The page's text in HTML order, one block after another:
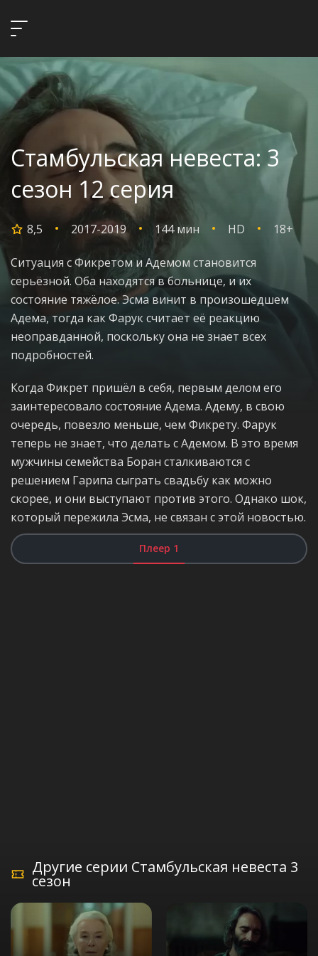
Стамбульская невеста: 3
сезон 12 серия
8,5 2017-2019 144 мин HD 18+
Ситуация с Фикретом и Адемом становится
серьёзной. Оба находятся в больнице, и их
состояние тяжёлое. Эсма винит в произошедшем
Адема, тогда как Фарук считает её реакцию
неоправданной, поскольку она не знает всех
подробностей.
Когда Фикрет пришёл в себя, первым делом его
заинтересовало состояние Адема. Адему, в свою
очередь, повезло меньше, чем Фикрету. Фарук
теперь не знает, что делать с Адемом. В это время
мужчины семейства Боран сталкиваются с
решением Гарипа сыграть свадьбу как можно
скорее, и они выступают против этого. Однако шок,
который пережила Эсма, не связан с этой новостью.
Плеер 1
Другие серии Стамбульская невеста 3
сезон